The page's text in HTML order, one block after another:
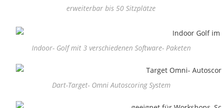
erweiterbar bis 50 Sitzplätze
Indoor- Golf mit 3 verschiedenen Software- Paketen
Dart-Target- Omni Autoscoring System